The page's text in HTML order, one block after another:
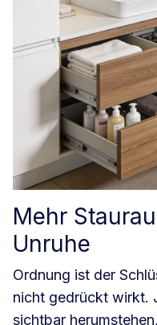
Mehr
Unruhe
Ordnung ist der
nicht gedrückt wirkt.
sichtbar